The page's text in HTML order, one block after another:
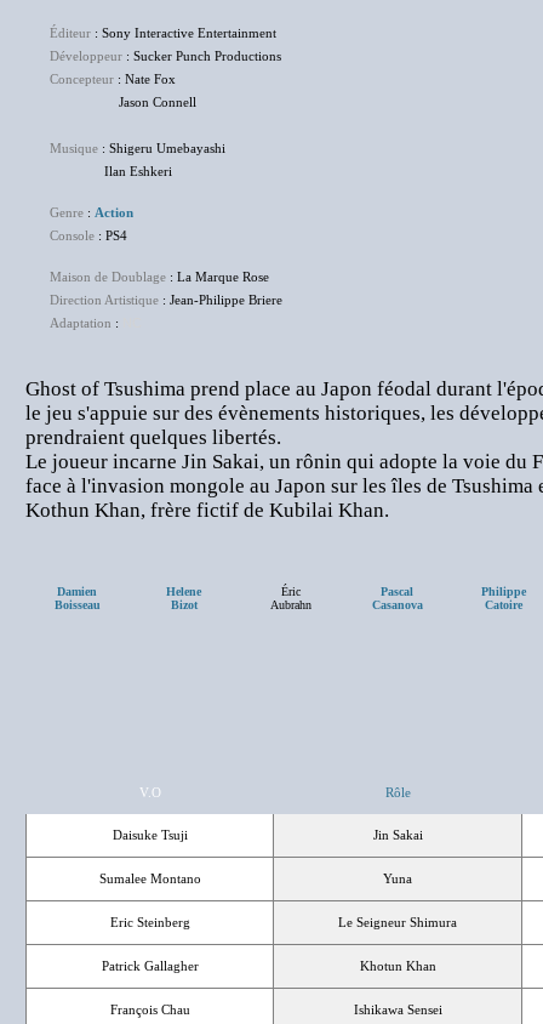
Éditeur : Sony Interactive Entertainment
Développeur : Sucker Punch Productions
Concepteur : Nate Fox
Jason Connell
Musique : Shigeru Umebayashi
Ilan Eshkeri
Genre : Action
Console : PS4
Maison de Doublage : La Marque Rose
Direction Artistique : Jean-Philippe Briere
Adaptation :
Ghost of Tsushima prend place au Japon féodal durant
le jeu s'appuie sur des évènements historiques, les
prendraient quelques libertés.
Le joueur incarne Jin Sakai, un rônin qui adopte la voie du
face à l'invasion mongole au Japon sur les îles de Tsushima
Kothun Khan, frère fictif de Kubilai Khan.
Damien
Boisseau
Helene
Bizot
Éric
Aubrahn
Pascal
Casanova
Philippe
Catoire
V.O Rôle
Daisuke Tsuji Jin Sakai
Sumalee Montano Yuna
Eric Steinberg Le Seigneur Shimura
Patrick Gallagher Khotun Khan
François Chau Ishikawa Sensei